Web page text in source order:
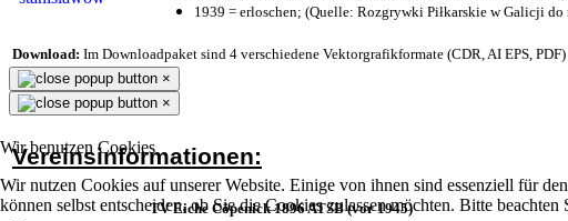
Wir benutzen Cookies
Wir nutzen Cookies auf unserer Website. Einige von ihnen sind essenziell für
können selbst entscheiden, ob Sie die Cookies zulassen möchten. Bitte
1939 = erloschen; (Quelle: Rozgrywki Piłkarskie w Galicji
Download: Im Downloadpaket sind 4 verschiedene Vektorgrafikformate (CDR, AI EPS,
×
×
Vereinsinformationen:
TV Eiche Cöpenick 1896 ATSB (vor 1945)